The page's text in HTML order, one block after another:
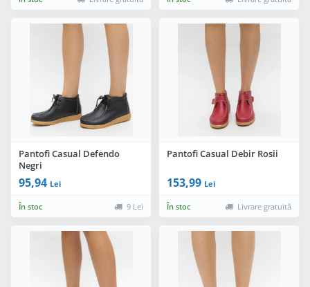
Pantofi Casual Defendo
Negri
95,94 Lei
În stoc 9 Lei
Pantofi Casual Debir Rosii
153,99 Lei
În stoc Livrare gratuită